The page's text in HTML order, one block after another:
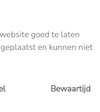
goed te laten
en kunnen niet
Bewaartijd